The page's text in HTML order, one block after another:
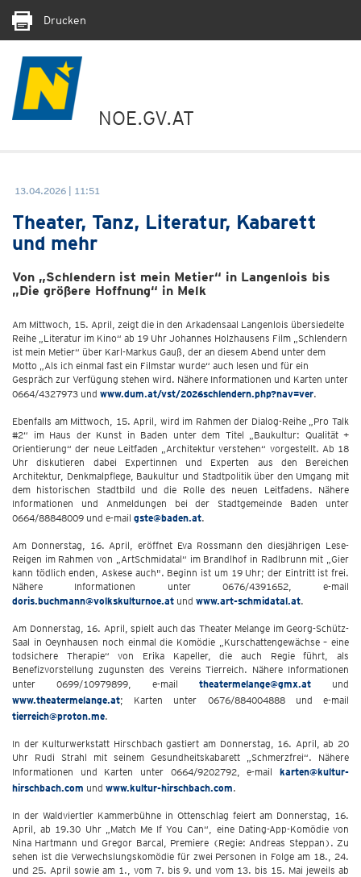
Drucken
NOE.GV.AT
13.04.2026 | 11:51
Theater, Tanz, Literatur, Kabarett
und mehr
Von „Schlendern ist mein Metier“ in Langenlois bis
„Die größere Hoffnung“ in Melk
Am Mittwoch, 15. April, zeigt die in den Arkadensaal Langenlois übersiedelte
Reihe „Literatur im Kino“ ab 19 Uhr Johannes Holzhausens Film „Schlendern
ist mein Metier“ über Karl-Markus Gauß, der an diesem Abend unter dem
Motto „Als ich einmal fast ein Filmstar wurde“ auch lesen und für ein
Gespräch zur Verfügung stehen wird. Nähere Informationen und Karten unter
0664/4327973 und www.dum.at/vst/2026schlendern.php?nav=ver.
Ebenfalls am Mittwoch, 15. April, wird im Rahmen der Dialog-Reihe „Pro Talk
#2“ im Haus der Kunst in Baden unter dem Titel „Baukultur: Qualität +
Orientierung“ der neue Leitfaden „Architektur verstehen“ vorgestellt. Ab 18
Uhr diskutieren dabei Expertinnen und Experten aus den Bereichen
Architektur, Denkmalpflege, Baukultur und Stadtpolitik über den Umgang mit
dem historischen Stadtbild und die Rolle des neuen Leitfadens. Nähere
Informationen und Anmeldungen bei der Stadtgemeinde Baden unter
0664/88848009 und e-mail gste@baden.at.
Am Donnerstag, 16. April, eröffnet Eva Rossmann den diesjährigen Lese-
Reigen im Rahmen von „ArtSchmidatal“ im Brandlhof in Radlbrunn mit „Gier
kann tödlich enden, Askese auch". Beginn ist um 19 Uhr; der Eintritt ist frei.
Nähere Informationen unter 0676/4391652, e-mail
doris.buchmann@volkskulturnoe.at und www.art-schmidatal.at.
Am Donnerstag, 16. April, spielt auch das Theater Melange im Georg-Schütz-
Saal in Oeynhausen noch einmal die Komödie „Kurschattengewächse – eine
todsichere Therapie“ von Erika Kapeller, die auch Regie führt, als
Benefizvorstellung zugunsten des Vereins Tierreich. Nähere Informationen
unter 0699/10979899, e-mail theatermelange@gmx.at und
www.theatermelange.at; Karten unter 0676/884004888 und e-mail
tierreich@proton.me.
In der Kulturwerkstatt Hirschbach gastiert am Donnerstag, 16. April, ab 20
Uhr Rudi Strahl mit seinem Gesundheitskabarett „Schmerzfrei“. Nähere
Informationen und Karten unter 0664/9202792, e-mail karten@kultur-
hirschbach.com und www.kultur-hirschbach.com.
In der Waldviertler Kammerbühne in Ottenschlag feiert am Donnerstag, 16.
April, ab 19.30 Uhr „Match Me If You Can“, eine Dating-App-Komödie von
Nina Hartmann und Gregor Barcal, Premiere (Regie: Andreas Steppan). Zu
sehen ist die Verwechslungskomödie für zwei Personen in Folge am 18., 24.
und 25. April sowie am 1., vom 7. bis 9. und vom 13. bis 15. Mai jeweils ab